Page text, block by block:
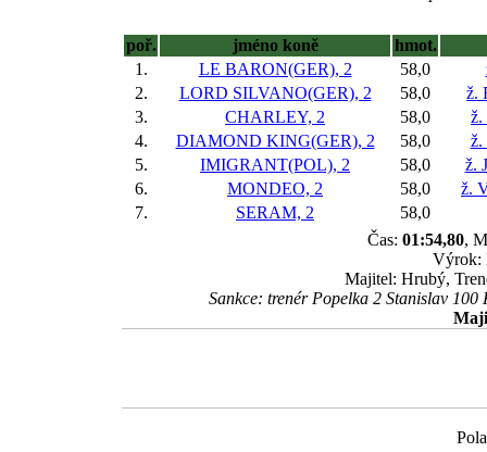
poř. jméno koně
hmot.
1.
LE BARON(GER), 2 58,0
2.
LORD SILVANO(GER), 2 58,0
ž.
3.
CHARLEY, 2 58,0
ž.
4.
DIAMOND KING(GER), 2 58,0
ž.
5.
IMIGRANT(POL), 2 58,0
ž.
6.
MONDEO, 2 58,0
ž.
7.
SERAM, 2
58,0
Čas: 01:54,80,
Výrok:
Majitel: Hrubý,
Sankce: trenér Popelka 2 Stanislav